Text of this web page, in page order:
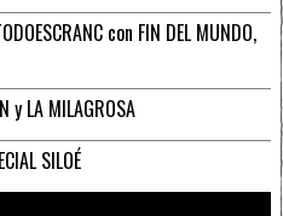
con FIN DEL MUNDO,
y LA MILAGROSA
SILOÉ